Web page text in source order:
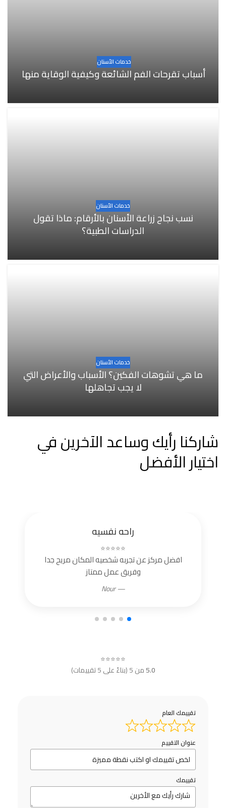
خدمات الأسنان
أسباب تقرحات الفم الشائعة وكيفية الوقاية منها
خدمات الأسنان
نسب نجاح زراعة الأسنان بالأرقام: ماذا تقول
الدراسات الطبية؟
خدمات الأسنان
ما هي تشوهات الفكين؟ الأسباب والأعراض التي
لا يجب تجاهلها
شاركنا رأيك وساعد الآخرين في
اختيار الأفضل
راحه نفسيه
⭐⭐⭐⭐⭐
افضل مركز عن تجربه شخصيه المكان مريح جدا
وفريق عمل ممتاز
— Nour
⭐⭐⭐⭐⭐
5.0من 5 (بناءً على 5 تقييمات)
تقييمك العام
عنوان التقييم
تقييمك